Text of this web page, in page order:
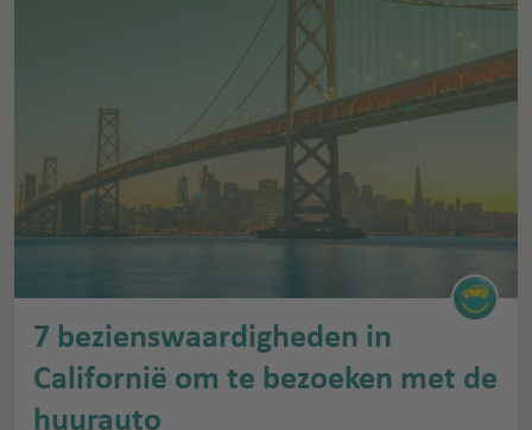
7 bezienswaardigheden in
Californië om te bezoeken met de
huurauto